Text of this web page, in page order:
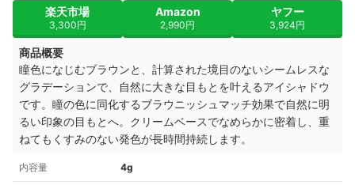
楽天市場
3,300円
Amazon
2,990円
ヤフー
3,924円
商品概要
瞳色になじむブラウンと、計算された境目のないシームレスな
グラデーションで、自然に大きな目もとを叶えるアイシャドウ
です。瞳の色に同化するブラウニッシュマッチ効果で自然に明
るい印象の目もとへ。クリームベースでなめらかに密着し、重
ねてもくすみのない発色が長時間持続します。
内容量 4g